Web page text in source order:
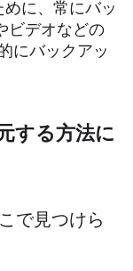
に、常にバッ
ビデオなどの
にバックアッ
する方法に
で見つけら